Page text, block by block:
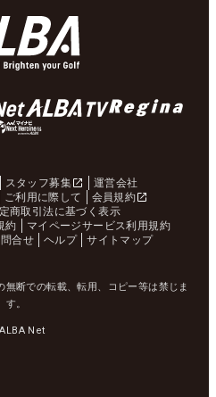
スタッフ募集
運営会社
ご利用に際して
会員規約
商取引法に基づく表示
約
マイページサービス利用規約
合せ ヘルプ サイトマップ
断での転載、転用、コピー等は禁じま
す。
Net